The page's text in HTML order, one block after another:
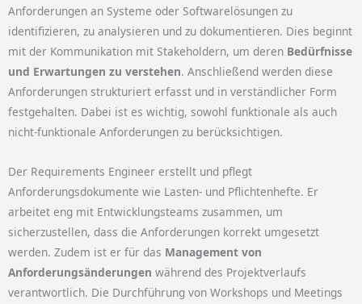
Anforderungen an Systeme oder Softwarelösungen zu
identifizieren, zu analysieren und zu dokumentieren. Dies beginnt
mit der Kommunikation mit Stakeholdern, um deren Bedürfnisse
und Erwartungen zu verstehen. Anschließend werden diese
Anforderungen strukturiert erfasst und in verständlicher Form
festgehalten. Dabei ist es wichtig, sowohl funktionale als auch
nicht-funktionale Anforderungen zu berücksichtigen.
Der Requirements Engineer erstellt und pflegt
Anforderungsdokumente wie Lasten- und Pflichtenhefte. Er
arbeitet eng mit Entwicklungsteams zusammen, um
sicherzustellen, dass die Anforderungen korrekt umgesetzt
werden. Zudem ist er für das Management von
Anforderungsänderungen während des Projektverlaufs
verantwortlich. Die Durchführung von Workshops und Meetings